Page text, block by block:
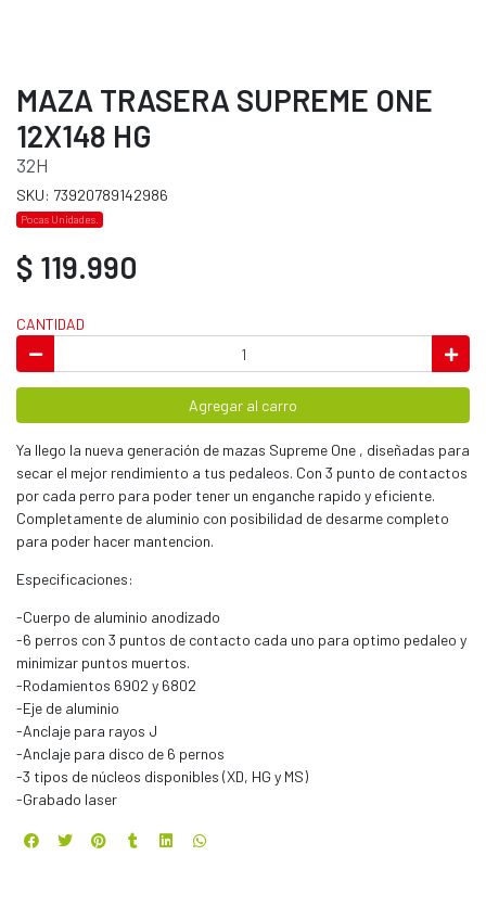
MAZA TRASERA SUPREME ONE
12X148 HG
32H
SKU: 73920789142986
Pocas Unidades.
$ 119.990
CANTIDAD
Agregar al carro
Ya llego la nueva generación de mazas Supreme One , diseñadas para
secar el mejor rendimiento a tus pedaleos. Con 3 punto de contactos
por cada perro para poder tener un enganche rapido y eficiente.
Completamente de aluminio con posibilidad de desarme completo
para poder hacer mantencion.
Especificaciones:
-Cuerpo de aluminio anodizado
-6 perros con 3 puntos de contacto cada uno para optimo pedaleo y
minimizar puntos muertos.
-Rodamientos 6902 y 6802
-Eje de aluminio
-Anclaje para rayos J
-Anclaje para disco de 6 pernos
-3 tipos de núcleos disponibles (XD, HG y MS)
-Grabado laser